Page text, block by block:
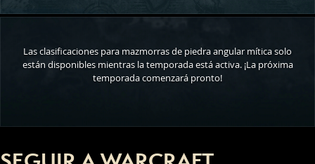
Las clasificaciones para mazmorras de piedra angular mítica solo
están disponibles mientras la temporada está activa. ¡La próxima
temporada comenzará pronto!